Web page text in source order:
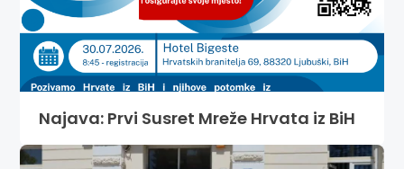
Najava: Prvi Susret Mreže Hrvata iz BiH